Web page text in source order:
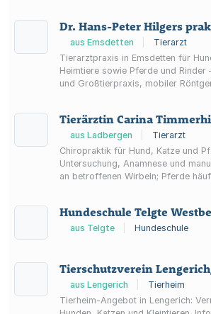
Dr. Hans-Peter Hilgers
aus Emsdetten
Tierarzt
Tierarztpraxis in Emsdetten für
Heimtiere sowie Pferde und Rinder
und Großtierpraxis, mobiler
Tierärztin Carina
aus Ladbergen
Tierarzt
Chiropraktik für Hund, Katze und
Untersuchung, Anamnese und
an betroffenen Wirbeln; Pferde
Hundeschule Telgte
aus Telgte Hundeschule
aus Lengerich
Tierheim
Tierheim-Angebot in Lengerich: